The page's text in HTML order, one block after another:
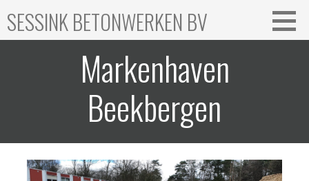
naar
de
SESSINK BETONWERKEN BV
Markenhaven
Beekbergen